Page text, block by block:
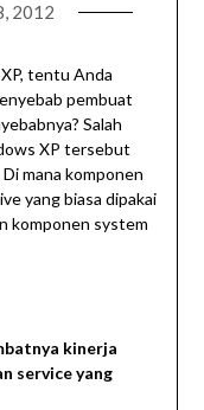
2012
tentu Anda
pembuat
Salah
XP tersebut
mana komponen
yang biasa dipakai
komponen system
kinerja
service yang